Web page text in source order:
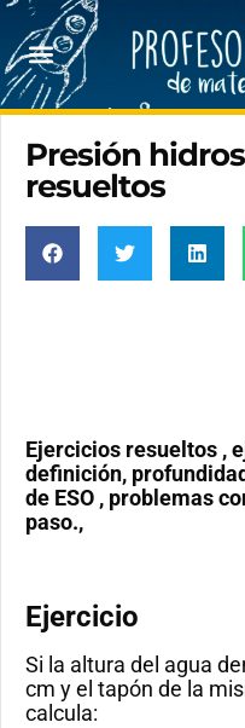
Presión
resueltos
Ejercicios resueltos ,
definición,
de ESO , problemas
paso.,
Ejercicio
Si la altura del agua
cm y el tapón de la
calcula: